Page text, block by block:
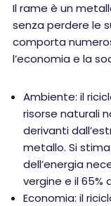
Il rame è un
senza perdere le
comporta
l’economia e la
Ambiente: il
risorse naturali
derivanti
metallo. Si
dell’energia
vergine e il 65%
Economia: il